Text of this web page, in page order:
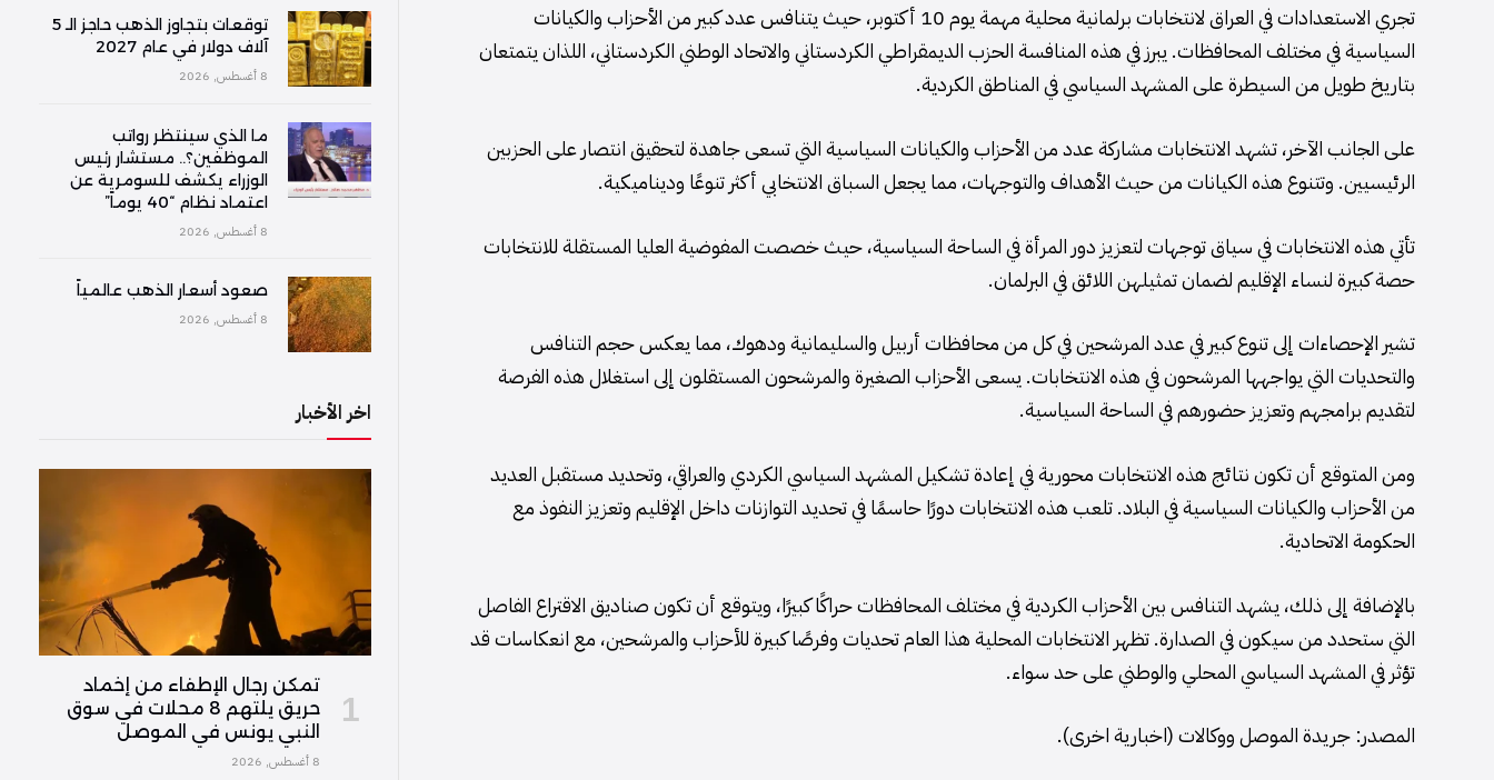
تجري الاستعدادات في العراق لانتخابات برلمانية محلية مهمة يوم 10 أكتوبر، حيث يتنافس عدد كبير من الأحزاب والكيانات
السياسية في مختلف المحافظات. يبرز في هذه المنافسة الحزب الديمقراطي الكردستاني والاتحاد الوطني الكردستاني، اللذان يتمتعان
بتاريخ طويل من السيطرة على المشهد السياسي في المناطق الكردية.
على الجانب الآخر، تشهد الانتخابات مشاركة عدد من الأحزاب والكيانات السياسية التي تسعى جاهدة لتحقيق انتصار على الحزبين
الرئيسيين. وتتنوع هذه الكيانات من حيث الأهداف والتوجهات، مما يجعل السباق الانتخابي أكثر تنوعًا وديناميكية.
تأتي هذه الانتخابات في سياق توجهات لتعزيز دور المرأة في الساحة السياسية، حيث خصصت المفوضية العليا المستقلة للانتخابات
حصة كبيرة لنساء الإقليم لضمان تمثيلهن اللائق في البرلمان.
تشير الإحصاءات إلى تنوع كبير في عدد المرشحين في كل من محافظات أربيل والسليمانية ودهوك، مما يعكس حجم التنافس
والتحديات التي يواجهها المرشحون في هذه الانتخابات. يسعى الأحزاب الصغيرة والمرشحون المستقلون إلى استغلال هذه الفرصة
لتقديم برامجهم وتعزيز حضورهم في الساحة السياسية.
ومن المتوقع أن تكون نتائج هذه الانتخابات محورية في إعادة تشكيل المشهد السياسي الكردي والعراقي، وتحديد مستقبل العديد
من الأحزاب والكيانات السياسية في البلاد. تلعب هذه الانتخابات دورًا حاسمًا في تحديد التوازنات داخل الإقليم وتعزيز النفوذ مع
الحكومة الاتحادية.
بالإضافة إلى ذلك، يشهد التنافس بين الأحزاب الكردية في مختلف المحافظات حراكًا كبيرًا، ويتوقع أن تكون صناديق الاقتراع الفاصل
التي ستحدد من سيكون في الصدارة. تظهر الانتخابات المحلية هذا العام تحديات وفرصًا كبيرة للأحزاب والمرشحين، مع انعكاسات قد
تؤثر في المشهد السياسي المحلي والوطني على حد سواء.
المصدر: جريدة الموصل ووكالات (اخبارية اخرى).
توقعات بتجاوز الذهب حاجز الـ 5
آلاف دولار في عام 2027
8 أغسطس, 2026
ما الذي سينتظر رواتب
الموظفين؟.. مستشار رئيس
الوزراء يكشف للسومرية عن
اعتماد نظام “40 يوماً”
8 أغسطس, 2026
صعود أسعار الذهب عالمياً
8 أغسطس, 2026
اخر الأخبار
تمكن رجال الإطفاء من إخماد
حريق يلتهم 8 محلات في سوق
النبي يونس في الموصل
8 أغسطس, 2026